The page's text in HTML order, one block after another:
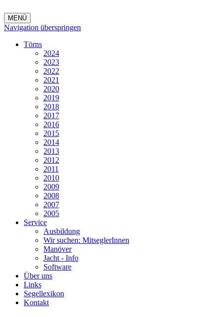
MENÜ
Navigation überspringen
Törns
2024
2023
2022
2021
2020
2019
2018
2017
2016
2015
2014
2013
2012
2011
2010
2009
2008
2007
2005
Service
Ausbildung
Wir suchen: MitseglerInnen
Manöver
Jacht - Info
Software
Über uns
Links
Segellexikon
Kontakt